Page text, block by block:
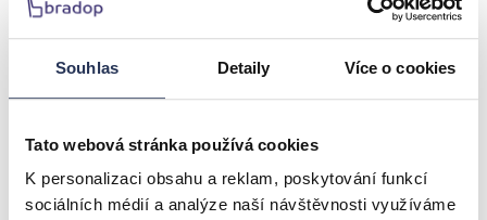
Souhlas Detaily Více o cookies
Tato webová stránka používá cookies
K personalizaci obsahu a reklam, poskytování funkcí
sociálních médií a analýze naší návštěvnosti využíváme
celá hostina, ale i dekorace či pracovní materiály,
celý pokoj, ani příliš malý, aby omezoval pohodlí.
kvalitu a styl v jednom.